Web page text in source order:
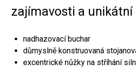
zajímavosti a
nadhazovací buchar
důmyslně konstruovaná
excentrické nůžky na stříhání